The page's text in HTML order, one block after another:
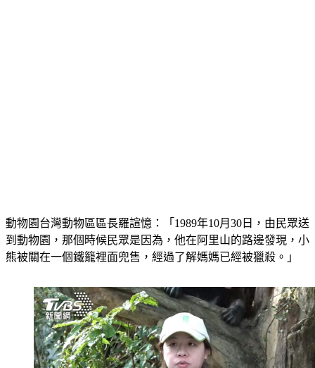
動物園台灣動物區區長羅諠憶：「1989年10月30日，由民眾送
到動物園，那個時候民眾是因為，他在阿里山的路邊發現，小
熊被關在一個鐵籠裡面兜售，經過了解媽媽已經被獵殺。」